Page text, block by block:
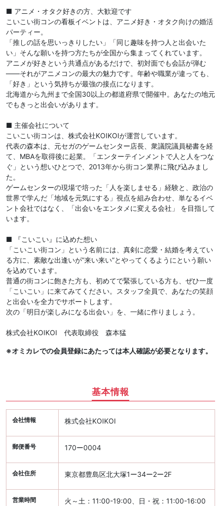
■ アニメ・オタク好きの方、大歓迎です
こいこい街コンの看板イベントは、アニメ好き・オタク向けの婚活
パーティー。
「推しの話を思いっきりしたい」「同じ趣味を持つ人と出会いた
い」そんな願いを持つ方たちが全国から集まってくれています。
アニメが好きという共通点があるだけで、初対面でも会話が弾む
——それがアニメコンの最大の魅力です。年齢や職業が違っても、
「好き」という気持ちが最強の接点になります。
北海道から九州まで全国30以上の都道府県で開催中。あなたの地元
でもきっと出会いがあります。
■ 主催会社について
こいこい街コンは、株式会社KOIKOIが運営しています。
代表の森本は、元セガのゲームセンター店長、衆議院議員秘書を経
て、MBAを取得後に起業。「エンターテインメントで人と人をつな
ぐ」という想いひとつで、2013年から街コン業界に飛び込みまし
た。
ゲームセンターの現場で培った「人を楽しませる」経験と、政治の
世界で学んだ「地域を元気にする」視点を組み合わせ、単なるイベ
ント会社ではなく、「出会いをエンタメに変える会社」 を目指して
います。
■ 『こいこい』に込めた想い
「こいこい街コン」という名前には、真剣に恋愛・結婚を考えてい
る方に、素敵な出逢いが”来い来い”とやってくるようにという願い
を込めています。
普通の街コンに飽きた方も、初めてで緊張している方も、ぜひ一度
「こいこい」に来てみてください。スタッフ全員で、あなたの笑顔
と出会いを全力でサポートします。
次の「明日が楽しみになる出会い」を、一緒に作りましょう。
株式会社KOIKOI 代表取締役 森本猛
※オミカレでの会員登録にあたっては本人確認が必要となります。
基本情報
会社情報 株式会社KOIKOI
郵便番号 170ー0004
会社住所 東京都豊島区北大塚1ー34ー2ー2F
営業時間
火～土：11:00-19:00、日・祝：11:00-16:00